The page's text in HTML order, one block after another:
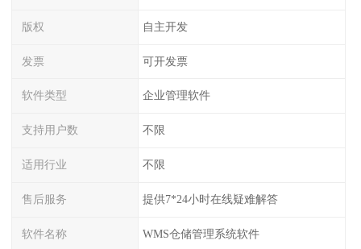
版权 自主开发
发票 可开发票
软件类型 企业管理软件
支持用户数 不限
适用行业 不限
售后服务 提供7*24小时在线疑难解答
软件名称 WMS仓储管理系统软件